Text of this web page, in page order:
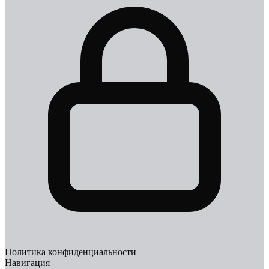
Политика конфиденциальности
Навигация